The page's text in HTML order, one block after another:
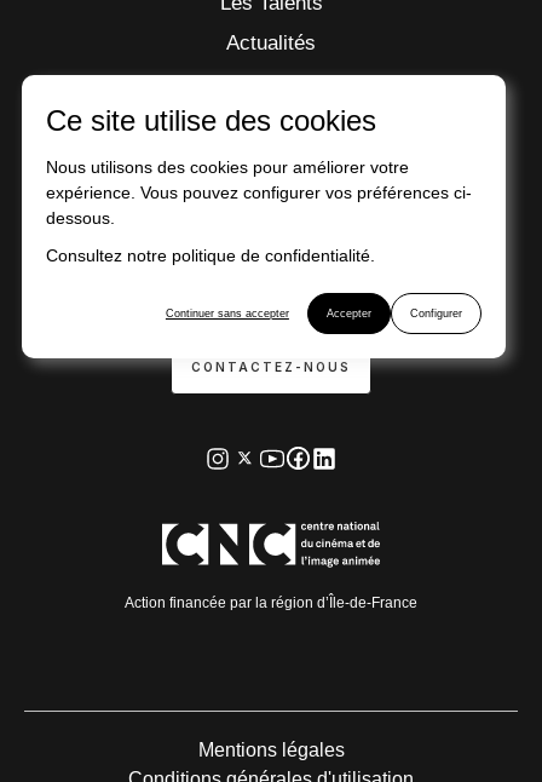
Ce site utilise des cookies
Nous utilisons des cookies pour améliorer votre
expérience. Vous pouvez configurer vos préférences ci-
dessous.
Consultez notre politique de confidentialité.
Continuer sans accepter Accepter Configurer
Actualités
Partenaires
Presse
Archives
FAQ
CONTACTEZ-NOUS
J‘ORGANISE
Action financée par la région d’Île-de-France
Mentions légales